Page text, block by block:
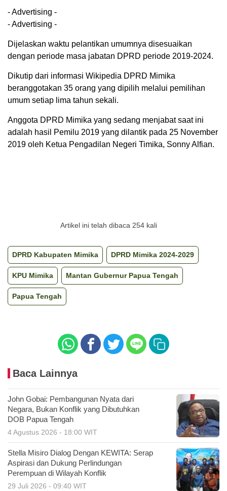
- Advertising -
- Advertising -
Dijelaskan waktu pelantikan umumnya disesuaikan
dengan periode masa jabatan DPRD periode 2019-2024.
Dikutip dari informasi Wikipedia DPRD Mimika
beranggotakan 35 orang yang dipilih melalui pemilihan
umum setiap lima tahun sekali.
Anggota DPRD Mimika yang sedang menjabat saat ini
adalah hasil Pemilu 2019 yang dilantik pada 25 November
2019 oleh Ketua Pengadilan Negeri Timika, Sonny Alfian.
Artikel ini telah dibaca 254 kali
DPRD Kabupaten Mimika DPRD Mimika 2024-2029
KPU Mimika Mantan Gubernur Papua Tengah
Papua Tengah
Baca Lainnya
John Gobai: Pembangunan Nyata dari
Negara, Bukan Konflik yang Dibutuhkan
DOB Papua Tengah
4 Agustus 2026 - 18:00 WIT
Stella Misiro Dialog Dengan KEWITA: Serap
Aspirasi dan Dukung Perlindungan
Perempuan di Wilayah Konflik
29 Juli 2026 - 09:40 WIT